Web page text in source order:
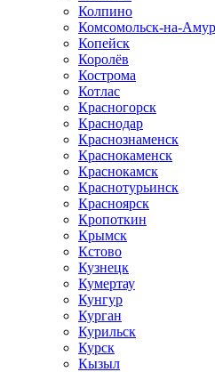
Колпино
Комсомольск-на-
Копейск
Королёв
Кострома
Котлас
Красногорск
Краснодар
Краснознаменск
Краснокаменск
Краснокамск
Краснотурьинск
Красноярск
Кропоткин
Крымск
Кстово
Кузнецк
Кумертау
Кунгур
Курган
Курильск
Курск
Кызыл